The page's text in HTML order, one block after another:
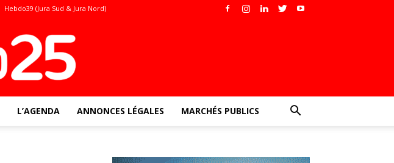
Hebdo39 (Jura Sud & Jura Nord)
L’AGENDA ANNONCES LÉGALES MARCHÉS PUBLICS